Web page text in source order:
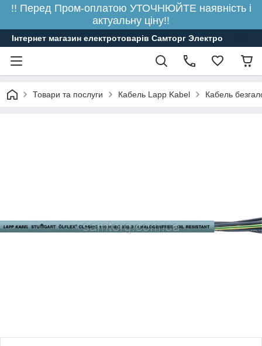
!! Перед Пром-оплатою УТОЧНЮЙТЕ наявність і
актуальну ціну!!
Інтернет магазин електротоварів Самторг Электро
Товари та послуги Кабель Lapp Kabel Кабель